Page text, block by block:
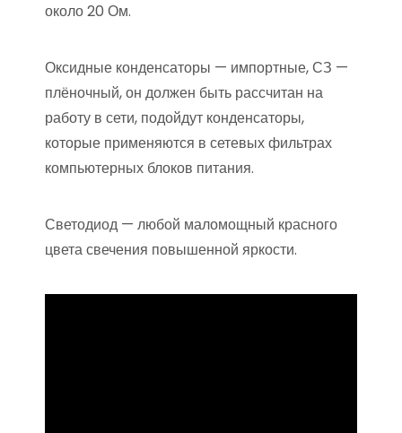
около 20 Ом.
Оксидные конденсаторы — импортные, СЗ —
плёночный, он должен быть рассчитан на
работу в сети, подойдут конденсаторы,
которые применяются в сетевых фильтрах
компьютерных блоков питания.
Светодиод — любой маломощный красного
цвета свечения повышенной яркости.